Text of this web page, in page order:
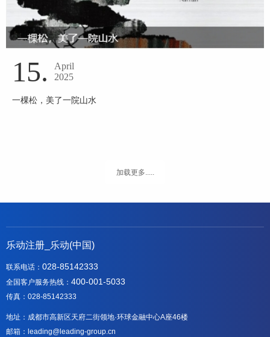
15.
April
2025
一棵松，美了一院山水
加载更多.....
乐动注册_乐动(中国)
联系电话： 028-85142333
全国客户服务热线： 400-001-5033
传真：028-85142333
地址：成都市高新区天府二街领地·环球金融中心A座46楼
邮箱：leading@leading-group.cn